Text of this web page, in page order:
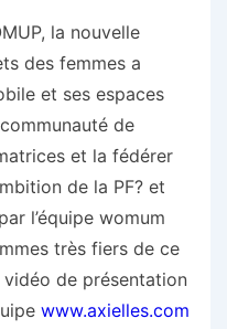
la nouvelle
des femmes a
et ses espaces
de
et la fédérer
de la PF? et
l’équipe womum
très fiers de ce
de présentation
www.axielles.com